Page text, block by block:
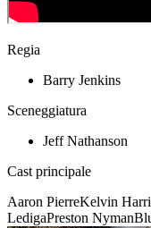
Regia
Barry Jenkins
Sceneggiatura
Jeff Nathanson
Cast principale
Aaron PierreKelvin
LedigaPreston Nyman